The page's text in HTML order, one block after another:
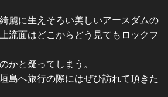
麗に生えそろい美しいアースダムの
流面はどこからどう見てもロックフ
かと疑ってしまう。
島へ旅行の際にはぜひ訪れて頂きた